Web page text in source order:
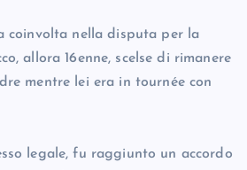
coinvolta nella disputa per la
allora 16enne, scelse di rimanere
mentre lei era in tournée con
legale, fu raggiunto un accordo